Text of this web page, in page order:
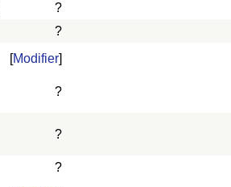
?
?
[Modifier]
?
?
?